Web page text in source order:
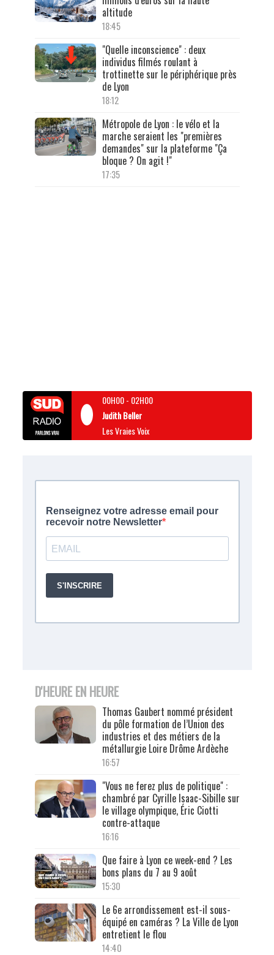
altitude
18:45
"Quelle inconscience" : deux
individus filmés roulant à
trottinette sur le périphérique près
de Lyon
18:12
Métropole de Lyon : le vélo et la
marche seraient les "premières
demandes" sur la plateforme "Ça
bloque ? On agit !"
17:35
00H00- 02H00
Judith Beller
Les Vraies Voix
D'HEURE EN HEURE
Thomas Gaubert nommé président
du pôle formation de l’Union des
industries et des métiers de la
métallurgie Loire Drôme Ardèche
16:57
"Vous ne ferez plus de politique" :
chambré par Cyrille Isaac-Sibille sur
le village olympique, Éric Ciotti
contre-attaque
16:16
Que faire à Lyon ce week-end ? Les
bons plans du 7 au 9 août
15:30
Le 6e arrondissement est-il sous-
équipé en caméras ? La Ville de Lyon
entretient le flou
14:40